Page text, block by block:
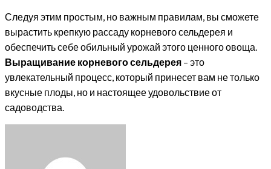
Следуя этим простым, но важным правилам, вы сможете
вырастить крепкую рассаду корневого сельдерея и
обеспечить себе обильный урожай этого ценного овоща.
Выращивание корневого сельдерея – это
увлекательный процесс, который принесет вам не только
вкусные плоды, но и настоящее удовольствие от
садоводства.